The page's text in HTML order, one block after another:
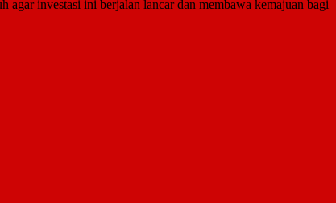
agar investasi ini berjalan lancar dan membawa kemajuan bagi